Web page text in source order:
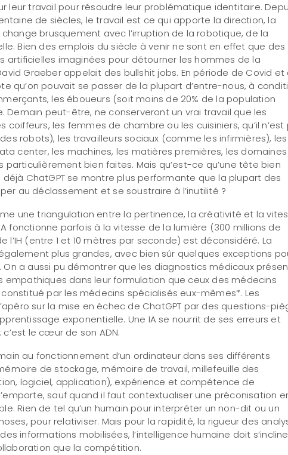
leur travail pour résoudre leur problématique identitaire.
de siècles, le travail est ce qui apporte la direction, la
brusquement avec l’irruption de la robotique, de la
Bien des emplois du siècle à venir ne sont en effet que des
artificielles imaginées pour détourner les hommes de la
Graeber appelait des bullshit jobs. En période de Covid et
qu’on pouvait se passer de la plupart d’entre-nous, à
les éboueurs (soit moins de 20% de la population
peut-être, ne conserveront un vrai travail que les
coiffeurs, les femmes de chambre ou les cuisiniers, qu’il n’est
robots), les travailleurs sociaux (comme les infirmières), les
center, les machines, les matières premières, les domaines
bien faites. Mais qu’est-ce qu’une tête bien
ChatGPT se montre plus performante que la plupart des
au déclassement et se soustraire à l’inutilité ?
une triangulation entre la pertinence, la créativité et la
fonctionne parfois à la vitesse de la lumière (300 millions de
l’IH (entre 1 et 10 mètres par seconde) est déconsidéré. La
plus grandes, avec bien sûr quelques exceptions
On a aussi pu démontrer que les diagnostics médicaux
empathiques dans leur formulation que ceux des médecins
constitué par les médecins spécialisés eux-mêmes*. Les
sur la mise en échec de ChatGPT par des questions-
exponentielle. Une IA se nourrit de ses erreurs et
le cœur de son ADN.
au fonctionnement d’un ordinateur dans ses différents
de stockage, mémoire de travail, millefeuille des
logiciel, application), expérience et compétence de
sauf quand il faut contextualiser une préconisation
Rien de tel qu’un humain pour interpréter un non-dit ou un
pour relativiser. Mais pour la rapidité, la rigueur des
informations mobilisées, l’intelligence humaine doit
que la compétition.